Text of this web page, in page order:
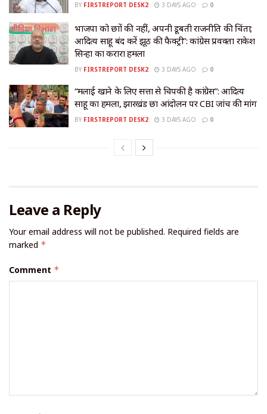
BY FIRSTREPORT DESK2 3 DAYS AGO 0
भाजपा को छात्रों की नहीं, अपनी डूबती राजनीति की चिंता;
आदित्य साहू बंद करें झूठ की फैक्ट्री”: कांग्रेस प्रवक्ता राकेश
सिन्हा का करारा हमला
BY FIRSTREPORT DESK2 3 DAYS AGO 0
“मलाई खाने के लिए सत्ता से चिपकी है कांग्रेस”: आदित्य
साहू का हमला, झारखंड छात्र आंदोलन पर CBI जांच की मांग
BY FIRSTREPORT DESK2 3 DAYS AGO 0
Leave a Reply
Your email address will not be published. Required fields are
marked *
Comment *